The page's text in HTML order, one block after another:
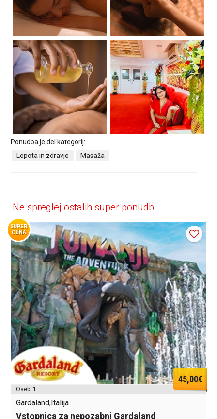
Ponudba je del kategorij:
Lepota in zdravje
Masaža
Ne spreglej ostalih super ponudb
SUPER
CENA
45,00€
Oseb: 1
Gardaland,Italija
Vstopnica za nepozabni Gardaland